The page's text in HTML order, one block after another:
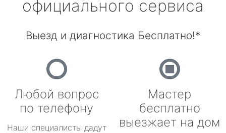
официального сервиса
Выезд и диагностика Бесплатно!*
Любой вопрос
по телефону
Наши специалисты дадут
Мастер
бесплатно
выезжает на дом